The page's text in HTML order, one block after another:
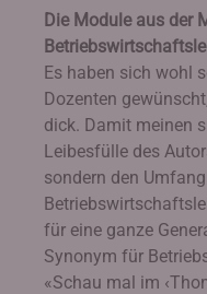
Die Module aus der
Es haben sich wohl
Dozenten
dick. Damit meinen
Leibesfülle des
sondern den
für eine ganze
Synonym für
«Schau mal im